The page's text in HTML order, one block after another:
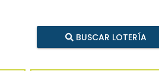
BUSCAR LOTERÍA